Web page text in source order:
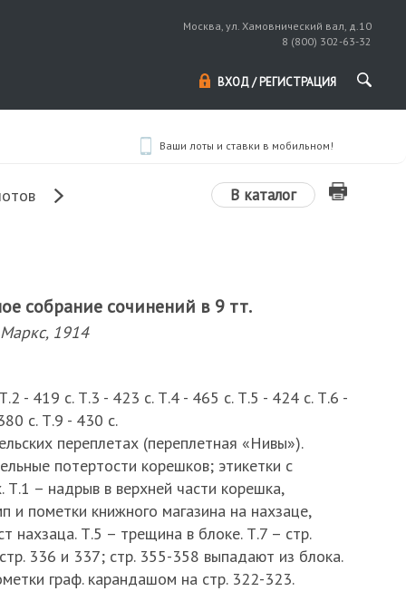
Москва, ул. Хамовнический вал, д.10
8 (800) 302-63-32
ВХОД / РЕГИСТРАЦИЯ
Ваши лоты и ставки в мобильном!
В каталог
собрание сочинений в 9 тт.
1914
- 419 с. Т.3 - 423 с. Т.4 - 465 с. Т.5 - 424 с. Т.6 -
с. Т.9 - 430 с.
переплетах (переплетная «Нивы»).
потертости корешков; этикетки с
– надрыв в верхней части корешка,
и пометки книжного магазина на нахзаце,
нахзаца. Т.5 – трещина в блоке. Т.7 – стр.
336 и 337; стр. 355-358 выпадают из блока.
граф. карандашом на стр. 322-323.